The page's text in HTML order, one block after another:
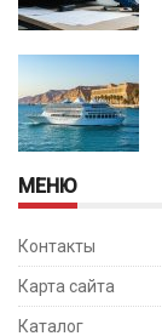
МЕНЮ
Контакты
Карта сайта
Каталог